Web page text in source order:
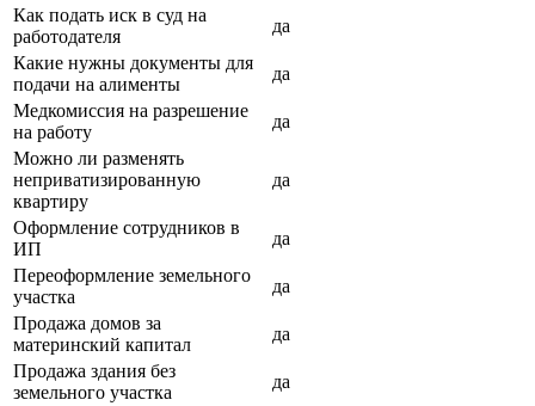
Как подать иск в суд на
работодателя
да
Какие нужны документы для
подачи на алименты
да
Медкомиссия на разрешение
на работу
да
Можно ли разменять
неприватизированную
квартиру
да
Оформление сотрудников в
ИП
да
Переоформление земельного
участка
да
Продажа домов за
материнский капитал
да
Продажа здания без
земельного участка
да